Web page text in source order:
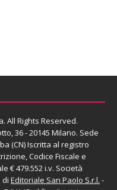
All Rights Reserved.
36 - 20145 Milano. Sede
(CN) Iscritta al registro
Codice Fiscale e
€ 479.552 i.v. Società
di Editoriale San Paolo S.r.l. -